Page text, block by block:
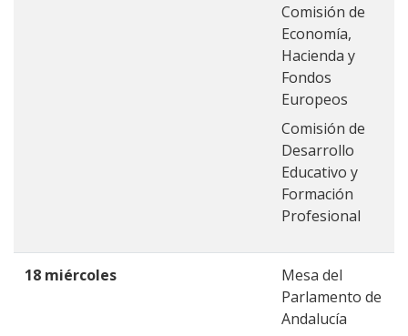
Comisión de
Economía,
Hacienda y
Fondos
Europeos
Comisión de
Desarrollo
Educativo y
Formación
Profesional
18 miércoles
Mesa del
Parlamento de
Andalucía